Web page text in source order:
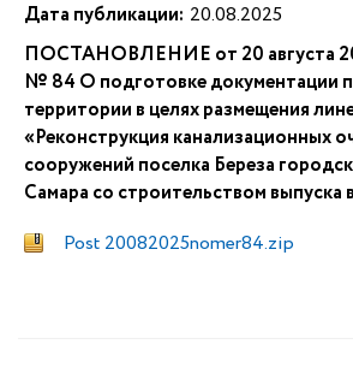
Дата публикации: 20.08.2025
ПОСТАНОВЛЕНИЕ от 20 августа
№ 84 О подготовке документации
территории в целях размещения
«Реконструкция канализационных
сооружений поселка Береза
Самара со строительством
Post 20082025nomer84.zip